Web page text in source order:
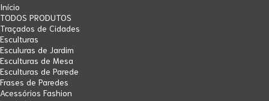
Início
TODOS PRODUTOS
Traçados de Cidades
Esculturas
Esculuras de Jardim
Esculturas de Mesa
Esculturas de Parede
Frases de Paredes
Acessórios Fashion